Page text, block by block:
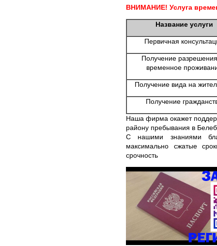
ВНИМАНИЕ! Услуга
Название услуги
Первичная
Получение
временное
Получение вида на
Получение
Наша фирма окажет
району пребывания в
С нашими знаниями
максимально сжатые
срочность